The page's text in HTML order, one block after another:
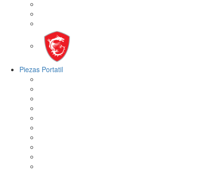
Piezas Portatil